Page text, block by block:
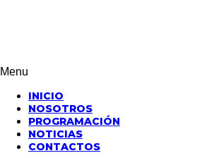
Menu
INICIO
NOSOTROS
PROGRAMACIÓN
NOTICIAS
CONTACTOS